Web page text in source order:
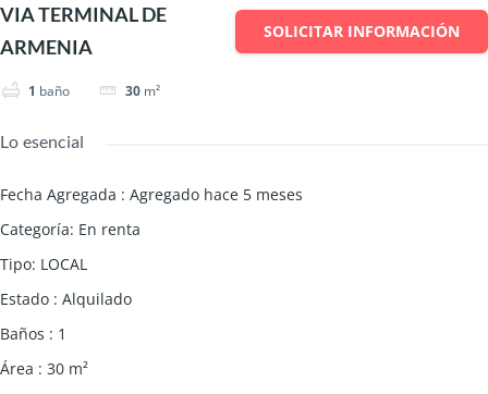
VIA TERMINAL DE
ARMENIA
1 baño 30 m²
SOLICITAR INFORMACIÓN
Lo esencial
Fecha Agregada : Agregado hace 5 meses
Categoría: En renta
Tipo: LOCAL
Estado : Alquilado
Baños : 1
Área : 30 m²